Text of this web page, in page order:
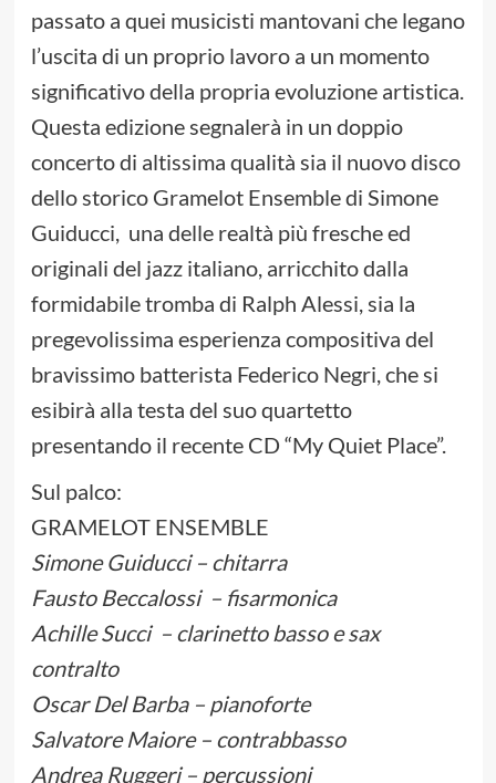
passato a quei musicisti mantovani che legano
l’uscita di un proprio lavoro a un momento
significativo della propria evoluzione artistica.
Questa edizione segnalerà in un doppio
concerto di altissima qualità sia il nuovo disco
dello storico Gramelot Ensemble di Simone
Guiducci, una delle realtà più fresche ed
originali del jazz italiano, arricchito dalla
formidabile tromba di Ralph Alessi, sia la
pregevolissima esperienza compositiva del
bravissimo batterista Federico Negri, che si
esibirà alla testa del suo quartetto
presentando il recente CD “My Quiet Place”.
Sul palco:
GRAMELOT ENSEMBLE
Simone Guiducci – chitarra
Fausto Beccalossi – fisarmonica
Achille Succi – clarinetto basso e sax
contralto
Oscar Del Barba – pianoforte
Salvatore Maiore – contrabbasso
Andrea Ruggeri – percussioni